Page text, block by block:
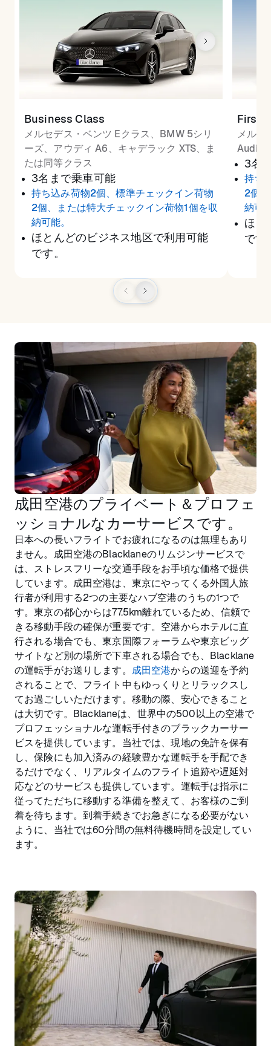
Business Class
メルセデス・ベンツ Eクラス、BMW 5シリ
ーズ、アウディ A6、キャデラック XTS、ま
たは同等クラス
3名まで乗車可能
持ち込み荷物2個、標準チェックイン荷物
2個、または特大チェックイン荷物1個を収
納可能。
ほとんどのビジネス地区で利用可能
です。
First
メルセ
Audi
3名
持ち
2個
納可
ほと
です
成田空港のプライベート＆プロフェ
ッショナルなカーサービスです。
日本への長いフライトでお疲れになるのは無理もあり
ません。成田空港のBlacklaneのリムジンサービスで
は、ストレスフリーな交通手段をお手頃な価格で提供
しています。成田空港は、東京にやってくる外国人旅
行者が利用する2つの主要なハブ空港のうちの1つで
す。東京の都心からは77.5km離れているため、信頼で
きる移動手段の確保が重要です。空港からホテルに直
行される場合でも、東京国際フォーラムや東京ビッグ
サイトなど別の場所で下車される場合でも、Blacklane
の運転手がお送りします。 成田空港からの送迎を予約
されることで、フライト中もゆっくりとリラックスし
てお過ごしいただけます。移動の際、安心できること
は大切です。Blacklaneは、世界中の500以上の空港で
プロフェッショナルな運転手付きのブラックカーサー
ビスを提供しています。当社では、現地の免許を保有
し、保険にも加入済みの経験豊かな運転手を手配でき
るだけでなく、リアルタイムのフライト追跡や遅延対
応などのサービスも提供しています。運転手は指示に
従ってただちに移動する準備を整えて、お客様のご到
着を待ちます。到着手続きでお急ぎになる必要がない
ように、当社では60分間の無料待機時間を設定してい
ます。